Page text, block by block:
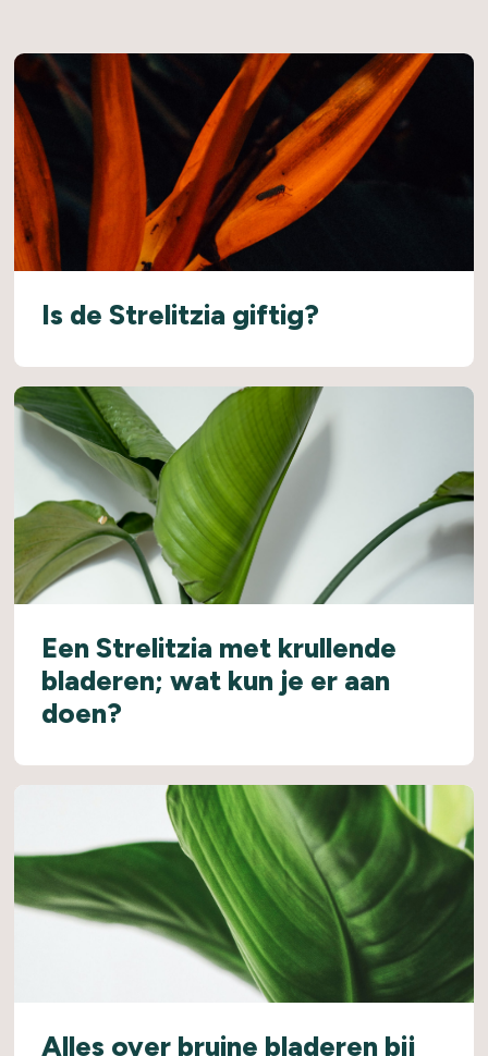
Is de Strelitzia giftig?
Een Strelitzia met krullende
bladeren; wat kun je er aan
doen?
Alles over bruine bladeren bij